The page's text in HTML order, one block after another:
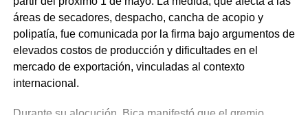
necesidades de quienes residen fuera de los centros
urbanos. Además, destacó que los cursos cuentan con
acceso a becas, fomentan la equidad al estar abiertos
tanto para hombres como para mujeres, y que los
formularios de inscripción pueden retirarse directamente
en las juntas locales y municipios de cada localidad.
Como valor agregado, la jerarca señaló que la propuesta
áreas de secadores, despacho, cancha de acopio y
polipatía, fue comunicada por la firma bajo argumentos de
elevados costos de producción y dificultades en el
mercado de exportación, vinculadas al contexto
internacional.